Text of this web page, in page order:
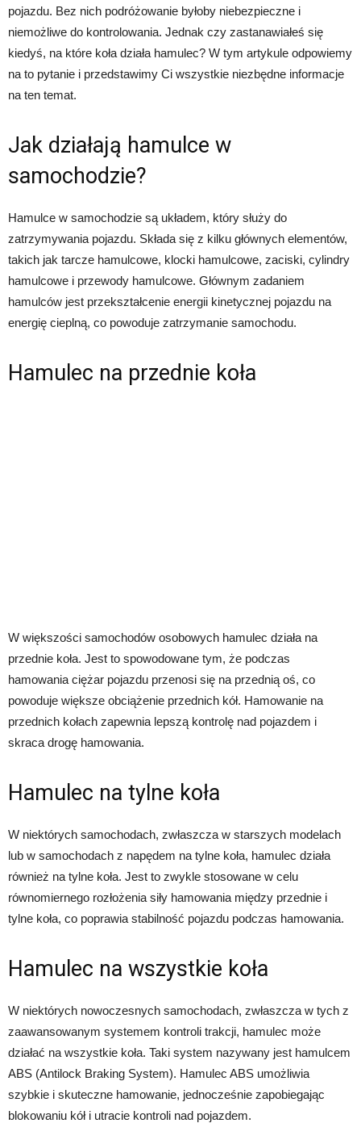
pojazdu. Bez nich podróżowanie byłoby niebezpieczne i
niemożliwe do kontrolowania. Jednak czy zastanawiałeś się
kiedyś, na które koła działa hamulec? W tym artykule odpowiemy
na to pytanie i przedstawimy Ci wszystkie niezbędne informacje
na ten temat.
Jak działają hamulce w
samochodzie?
Hamulce w samochodzie są układem, który służy do
zatrzymywania pojazdu. Składa się z kilku głównych elementów,
takich jak tarcze hamulcowe, klocki hamulcowe, zaciski, cylindry
hamulcowe i przewody hamulcowe. Głównym zadaniem
hamulców jest przekształcenie energii kinetycznej pojazdu na
energię cieplną, co powoduje zatrzymanie samochodu.
Hamulec na przednie koła
W większości samochodów osobowych hamulec działa na
przednie koła. Jest to spowodowane tym, że podczas
hamowania ciężar pojazdu przenosi się na przednią oś, co
powoduje większe obciążenie przednich kół. Hamowanie na
przednich kołach zapewnia lepszą kontrolę nad pojazdem i
skraca drogę hamowania.
Hamulec na tylne koła
W niektórych samochodach, zwłaszcza w starszych modelach
lub w samochodach z napędem na tylne koła, hamulec działa
również na tylne koła. Jest to zwykle stosowane w celu
równomiernego rozłożenia siły hamowania między przednie i
tylne koła, co poprawia stabilność pojazdu podczas hamowania.
Hamulec na wszystkie koła
W niektórych nowoczesnych samochodach, zwłaszcza w tych z
zaawansowanym systemem kontroli trakcji, hamulec może
działać na wszystkie koła. Taki system nazywany jest hamulcem
ABS (Antilock Braking System). Hamulec ABS umożliwia
szybkie i skuteczne hamowanie, jednocześnie zapobiegając
blokowaniu kół i utracie kontroli nad pojazdem.